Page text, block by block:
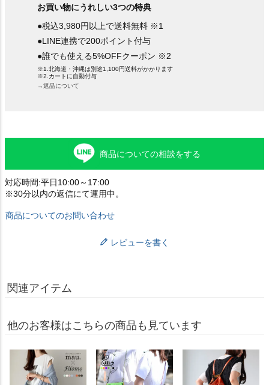
お買い物にうれしい3つの特典
●税込3,980円以上で送料無料 ※1
●LINE連携で200ポイント付与
●誰でも使える5%OFFクーポン ※2
※1.北海道・沖縄は別途1,100円送料がかかります
※2.カートに自動付与
→返品について
商品についての相談をする
対応時間:平日10:00～17:00
※30分以内の返信にて運用中。
商品についてのお問い合わせ
レビューを書く
関連アイテム
他のお客様はこちらの商品も見ています